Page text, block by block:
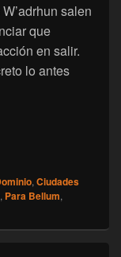
salen
que
en salir.
lo antes
la siguiente
, Ciudades
, Para Bellum,